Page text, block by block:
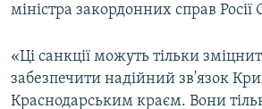
ДЕПОРТАЦІЯ
ВІДЕОУРОКИ «ELIFBE»
СВІДЧЕННЯ ОКУПАЦІЇ
ЯК ОБІЙТИ БЛОКУВАННЯ
Русский
Qırımtatar
міністра закордонних справ Росії
«Ці санкції можуть тільки
забезпечити надійний зв'язок
Краснодарським краєм. Вони